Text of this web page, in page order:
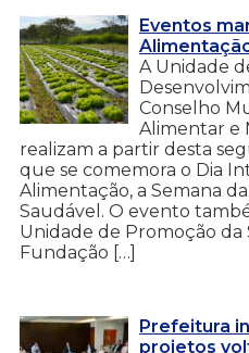
Eventos
A Unidade
Conselho
Alimentar e
realizam a partir desta
que se comemora o Dia
Alimentação, a Semana
Saudável. O evento
Unidade de Promoção da
Fundação […]
Prefeitura
projetos